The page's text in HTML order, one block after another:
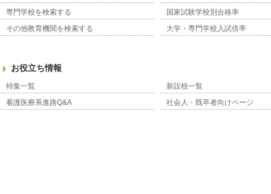
専門学校を検索する
その他教育機関を検索する
国家試験学校別合格率
大学・専門学校入試倍率
お役立ち情報
特集一覧
新設校一覧
看護医療系進路Q&A
社会人・既卒者向けページ